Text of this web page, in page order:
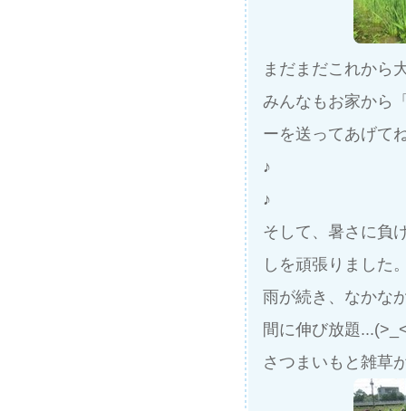
まだまだこれから
みんなもお家から
ーを送ってあげて
♪
♪
そして、暑さに負
しを頑張りました
雨が続き、なかな
間に伸び放題
さつまいもと雑草